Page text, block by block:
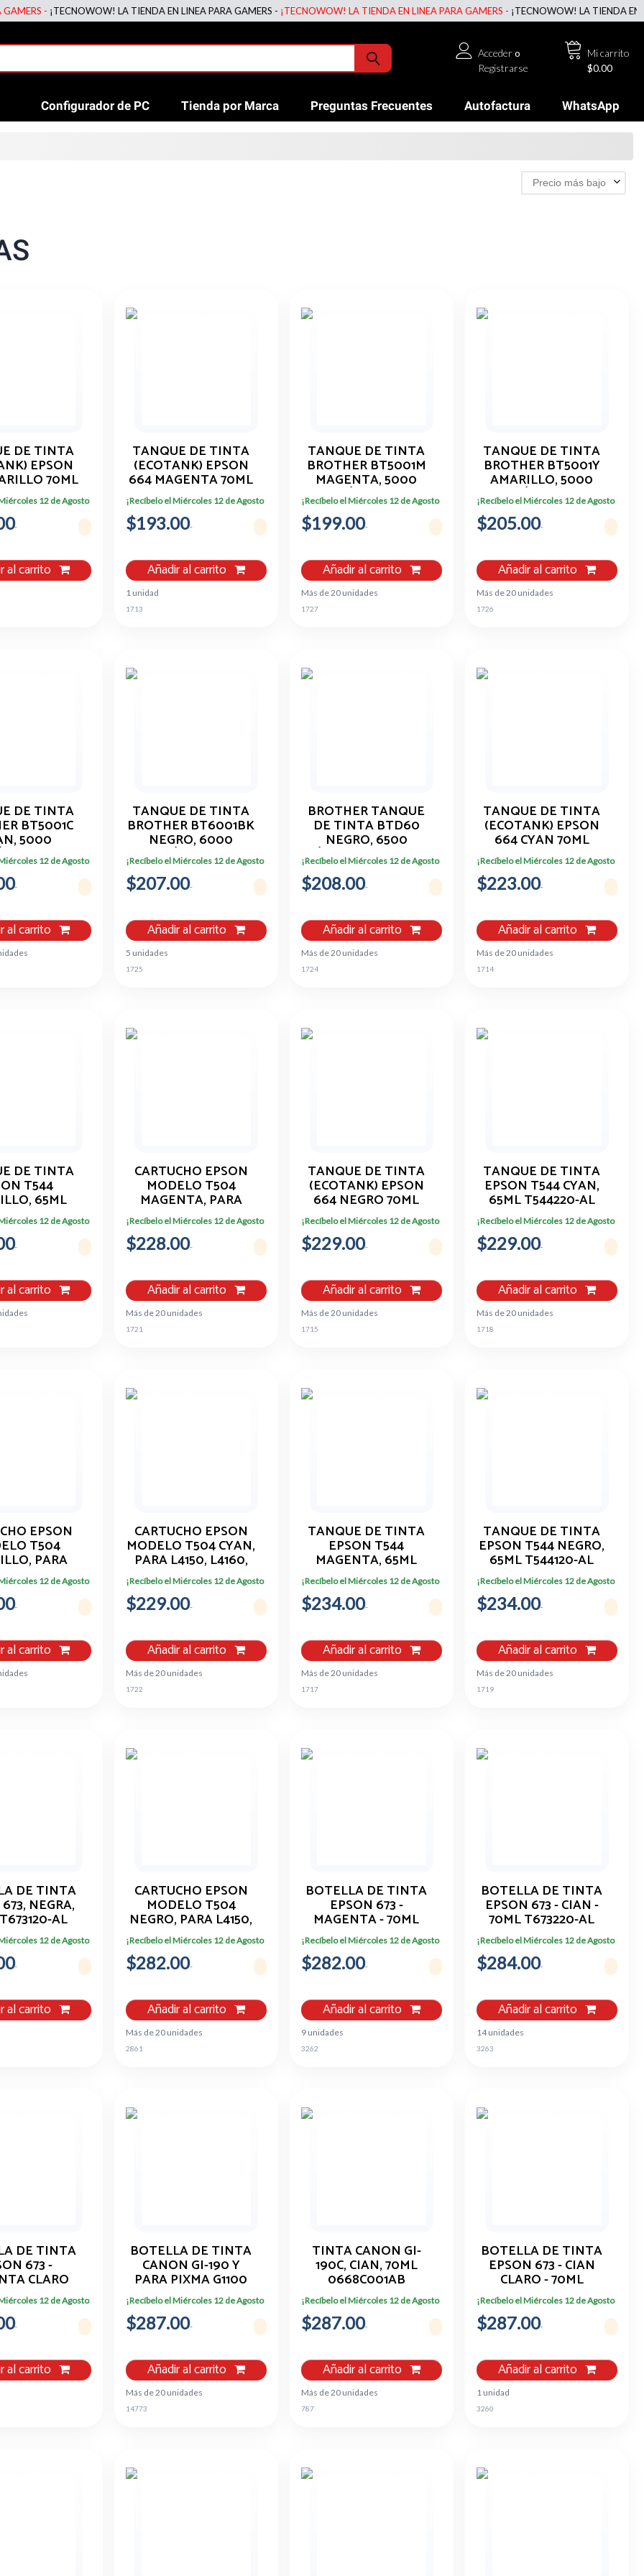
-¡TECNOWOW! LA TIENDA EN LINEA PARA GAMERS -¡TECNOWOW! LA TIENDA EN LINEA PARA GAMERS -¡TECNOWOW! LA TIENDA EN LINEA
Mi carrito
$0.00
Accedero
Registrarse
Configurador de PC Tienda por Marca Preguntas Frecuentes Autofactura WhatsApp
Precio más bajo
DE TINTA
EPSON
70ML
AL
12 de Agosto
al carrito
TANQUE DE TINTA
(ECOTANK) EPSON
664 MAGENTA 70ML
T664320-AL
¡Recíbelo el Miércoles 12 de Agosto
$193.00
Añadir al carrito
1 unidad
1713
TANQUE DE TINTA
BROTHER BT5001M
MAGENTA, 5000
PÁGINAS
¡Recíbelo el Miércoles 12 de Agosto
$199.00
Añadir al carrito
Más de 20 unidades
1727
TANQUE DE TINTA
BROTHER BT5001Y
AMARILLO, 5000
PÁGINAS
¡Recíbelo el Miércoles 12 de Agosto
$205.00
Añadir al carrito
Más de 20 unidades
1726
DE TINTA
BT5001C
5000
12 de Agosto
al carrito
TANQUE DE TINTA
BROTHER BT6001BK
NEGRO, 6000
PÁGINAS
¡Recíbelo el Miércoles 12 de Agosto
$207.00
Añadir al carrito
5 unidades
1725
BROTHER TANQUE
DE TINTA BTD60
NEGRO, 6500
PÁGINAS BTD60BK
¡Recíbelo el Miércoles 12 de Agosto
$208.00
Añadir al carrito
Más de 20 unidades
1724
TANQUE DE TINTA
(ECOTANK) EPSON
664 CYAN 70ML
T664220-AL
¡Recíbelo el Miércoles 12 de Agosto
$223.00
Añadir al carrito
Más de 20 unidades
1714
DE TINTA
T544
65ML
AL
12 de Agosto
al carrito
CARTUCHO EPSON
MODELO T504
MAGENTA, PARA
L4150, L4160, L6161,
L6171, L6191
¡Recíbelo el Miércoles 12 de Agosto
$228.00
Añadir al carrito
Más de 20 unidades
1721
TANQUE DE TINTA
(ECOTANK) EPSON
664 NEGRO 70ML
T664120-AL
¡Recíbelo el Miércoles 12 de Agosto
$229.00
Añadir al carrito
Más de 20 unidades
1715
TANQUE DE TINTA
EPSON T544 CYAN,
65ML T544220-AL
¡Recíbelo el Miércoles 12 de Agosto
$229.00
Añadir al carrito
Más de 20 unidades
1718
EPSON
T504
PARA
L6161,
L619112 de Agosto
al carrito
CARTUCHO EPSON
MODELO T504 CYAN,
PARA L4150, L4160,
L6161, L6171, L6191
¡Recíbelo el Miércoles 12 de Agosto
$229.00
Añadir al carrito
Más de 20 unidades
1722
TANQUE DE TINTA
EPSON T544
MAGENTA, 65ML
T544320-AL
¡Recíbelo el Miércoles 12 de Agosto
$234.00
Añadir al carrito
Más de 20 unidades
1717
TANQUE DE TINTA
EPSON T544 NEGRO,
65ML T544120-AL
¡Recíbelo el Miércoles 12 de Agosto
$234.00
Añadir al carrito
Más de 20 unidades
1719
DE TINTA
NEGRA,
AL
12 de Agosto
al carrito
CARTUCHO EPSON
MODELO T504
NEGRO, PARA L4150,
L4160, L6161, L6171,
L6191
¡Recíbelo el Miércoles 12 de Agosto
$282.00
Añadir al carrito
Más de 20 unidades
2861
BOTELLA DE TINTA
EPSON 673 -
MAGENTA - 70ML
T673320-AL
¡Recíbelo el Miércoles 12 de Agosto
$282.00
Añadir al carrito
9 unidades
3262
BOTELLA DE TINTA
EPSON 673 - CIAN -
70ML T673220-AL
¡Recíbelo el Miércoles 12 de Agosto
$284.00
Añadir al carrito
14 unidades
3263
DE TINTA
673 -
CLARO
AL
12 de Agosto
al carrito
BOTELLA DE TINTA
CANON GI-190 Y
PARA PIXMA G1100
G2100 G3100
(0670C001AA/AB)
¡Recíbelo el Miércoles 12 de Agosto
$287.00
Añadir al carrito
Más de 20 unidades
14773
TINTA CANON GI-
190C, CIAN, 70ML
0668C001AB
¡Recíbelo el Miércoles 12 de Agosto
$287.00
Añadir al carrito
Más de 20 unidades
787
BOTELLA DE TINTA
EPSON 673 - CIAN
CLARO - 70ML
T673520-AL
¡Recíbelo el Miércoles 12 de Agosto
$287.00
Añadir al carrito
1 unidad
3260